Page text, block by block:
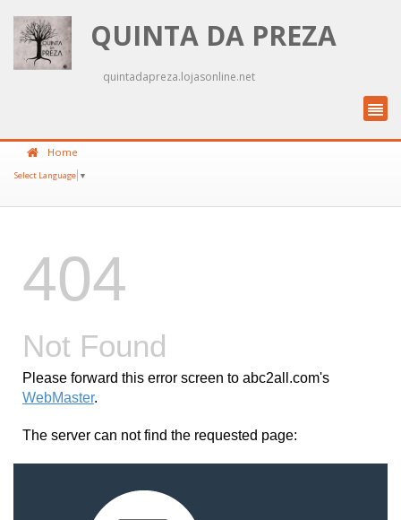
QUINTA DA PREZA
quintadapreza.lojasonline.net
Home
Select Language ▼